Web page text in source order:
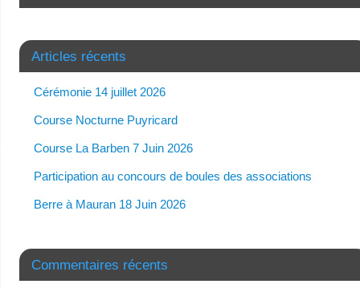
Articles récents
Cérémonie 14 juillet 2026
Course Nocturne Puyricard
Course La Barben 7 Juin 2026
Participation au concours de boules des associations
Berre à Mauran 18 Juin 2026
Commentaires récents